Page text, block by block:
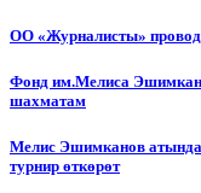
ОО «Журналисты»
Фонд им.Мелиса
шахматам
Мелис Эшимканов
турнир өткөрөт